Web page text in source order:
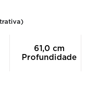
61,0 cm
Profundidade